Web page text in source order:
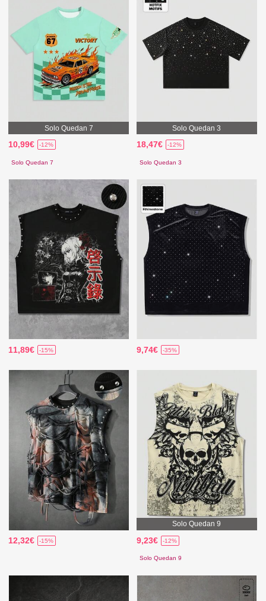
Solo Quedan 7
10,99€ -12%
Solo Quedan 7
Solo Quedan 3
18,47€ -12%
Solo Quedan 3
11,89€ -15% 9,74€ -35%
12,32€ -15%
Solo Quedan 9
9,23€ -12%
Solo Quedan 9